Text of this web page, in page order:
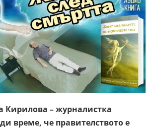
– журналистка
време, че правителството е